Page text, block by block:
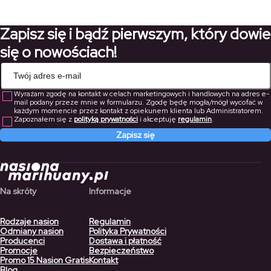
170,03 zł
287,00 zł
Zapisz się i bądź pierwszym, który dowie
się o nowościach!
Wyrażam zgodę na kontakt w celach marketingowych i handlowych na adres e-
mail podany przeze mnie w formularzu. Zgodę będę mogła/mógł wycofać w
każdym momencie przez kontakt z opiekunem klienta lub Administratorem.
Zapoznałem się z polityką prywatnościi akceptuję regulamin.
Zapisz się
Na skróty
Rodzaje nasion
Odmiany nasion
Producenci
Promocje
Promo 15 Nasion Gratis
Informacje
Regulamin
Polityka Prywatności
Dostawa i płatność
Bezpieczeństwo
Kontakt